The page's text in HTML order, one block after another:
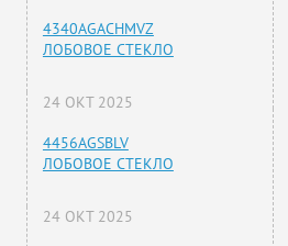
4340AGACHMVZ
ЛОБОВОЕ СТЕКЛО
24 ОКТ 2025
4456AGSBLV
ЛОБОВОЕ СТЕКЛО
24 ОКТ 2025